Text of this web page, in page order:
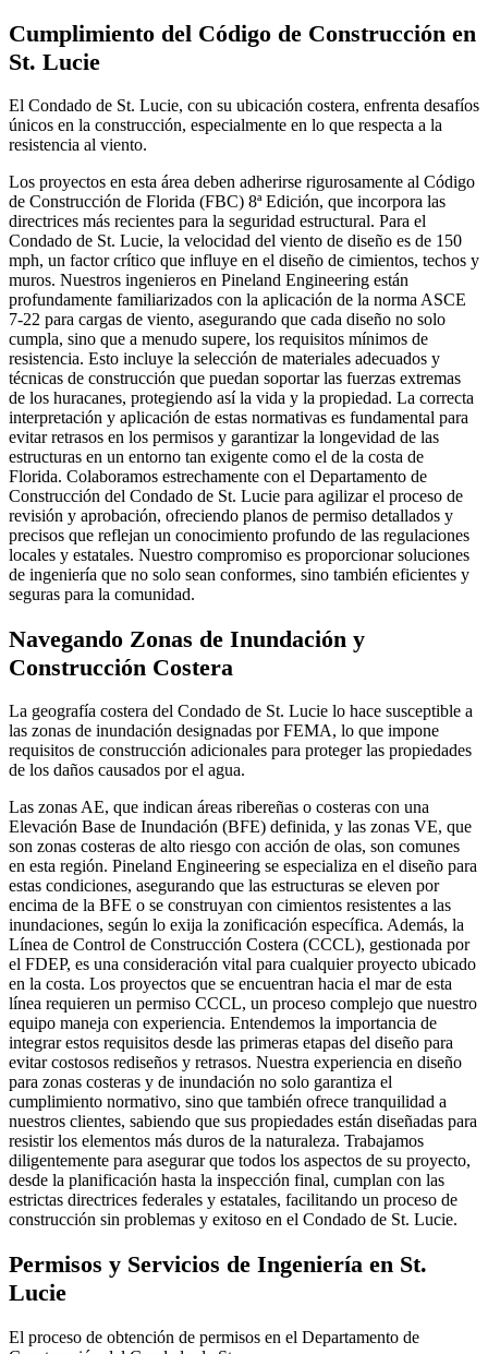
Cumplimiento del Código de Construcción en
St. Lucie
El Condado de St. Lucie, con su ubicación costera, enfrenta desafíos
únicos en la construcción, especialmente en lo que respecta a la
resistencia al viento.
Los proyectos en esta área deben adherirse rigurosamente al Código
de Construcción de Florida (FBC) 8ª Edición, que incorpora las
directrices más recientes para la seguridad estructural. Para el
Condado de St. Lucie, la velocidad del viento de diseño es de 150
mph, un factor crítico que influye en el diseño de cimientos, techos y
muros. Nuestros ingenieros en Pineland Engineering están
profundamente familiarizados con la aplicación de la norma ASCE
7-22 para cargas de viento, asegurando que cada diseño no solo
cumpla, sino que a menudo supere, los requisitos mínimos de
resistencia. Esto incluye la selección de materiales adecuados y
técnicas de construcción que puedan soportar las fuerzas extremas
de los huracanes, protegiendo así la vida y la propiedad. La correcta
interpretación y aplicación de estas normativas es fundamental para
evitar retrasos en los permisos y garantizar la longevidad de las
estructuras en un entorno tan exigente como el de la costa de
Florida. Colaboramos estrechamente con el Departamento de
Construcción del Condado de St. Lucie para agilizar el proceso de
revisión y aprobación, ofreciendo planos de permiso detallados y
precisos que reflejan un conocimiento profundo de las regulaciones
locales y estatales. Nuestro compromiso es proporcionar soluciones
de ingeniería que no solo sean conformes, sino también eficientes y
seguras para la comunidad.
Navegando Zonas de Inundación y
Construcción Costera
La geografía costera del Condado de St. Lucie lo hace susceptible a
las zonas de inundación designadas por FEMA, lo que impone
requisitos de construcción adicionales para proteger las propiedades
de los daños causados por el agua.
Las zonas AE, que indican áreas ribereñas o costeras con una
Elevación Base de Inundación (BFE) definida, y las zonas VE, que
son zonas costeras de alto riesgo con acción de olas, son comunes
en esta región. Pineland Engineering se especializa en el diseño para
estas condiciones, asegurando que las estructuras se eleven por
encima de la BFE o se construyan con cimientos resistentes a las
inundaciones, según lo exija la zonificación específica. Además, la
Línea de Control de Construcción Costera (CCCL), gestionada por
el FDEP, es una consideración vital para cualquier proyecto ubicado
en la costa. Los proyectos que se encuentran hacia el mar de esta
línea requieren un permiso CCCL, un proceso complejo que nuestro
equipo maneja con experiencia. Entendemos la importancia de
integrar estos requisitos desde las primeras etapas del diseño para
evitar costosos rediseños y retrasos. Nuestra experiencia en diseño
para zonas costeras y de inundación no solo garantiza el
cumplimiento normativo, sino que también ofrece tranquilidad a
nuestros clientes, sabiendo que sus propiedades están diseñadas para
resistir los elementos más duros de la naturaleza. Trabajamos
diligentemente para asegurar que todos los aspectos de su proyecto,
desde la planificación hasta la inspección final, cumplan con las
estrictas directrices federales y estatales, facilitando un proceso de
construcción sin problemas y exitoso en el Condado de St. Lucie.
Permisos y Servicios de Ingeniería en St.
Lucie
El proceso de obtención de permisos en el Departamento de